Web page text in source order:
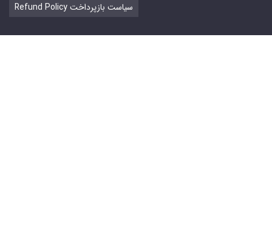
Refund Policy سیاست بازپرداخت